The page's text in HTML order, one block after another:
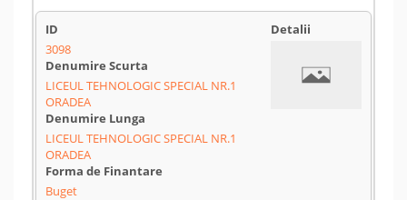
3098
LICEUL TEHNOLOGIC SPECIAL NR.1
ORADEA
LICEUL TEHNOLOGIC SPECIAL NR.1
ORADEA
Buget